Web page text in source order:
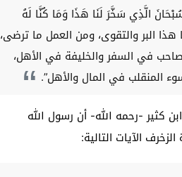
سُبْحَانَ الَّذِي سَخَّرَ لَنَا هَذَا وَمَا كُنَّا لَهُ
هذا البر والتقوى، ومن العمل ما ترضى،
في السفر والخليفة في الأهل،
المنقلب في المال والأهل”.
كثير -رحمه الله- أن رسول الله
الآيات التالية: